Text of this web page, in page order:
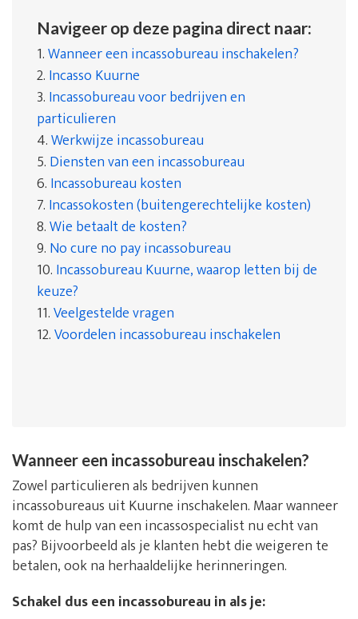
Navigeer op deze pagina direct naar:
1.Wanneer een incassobureau inschakelen?
2. Incasso Kuurne
3. Incassobureau voor bedrijven en
particulieren
4.Werkwijze incassobureau
5. Diensten van een incassobureau
6. Incassobureau kosten
7. Incassokosten (buitengerechtelijke kosten)
8.Wie betaalt de kosten?
9. No cure no pay incassobureau
10. Incassobureau Kuurne, waarop letten bij de
keuze?
11.Veelgestelde vragen
12.Voordelen incassobureau inschakelen
Wanneer een incassobureau inschakelen?
Zowel particulieren als bedrijven kunnen
incassobureaus uit Kuurne inschakelen. Maar wanneer
komt de hulp van een incassospecialist nu echt van
pas? Bijvoorbeeld als je klanten hebt die weigeren te
betalen, ook na herhaaldelijke herinneringen.
Schakel dus een incassobureau in als je: